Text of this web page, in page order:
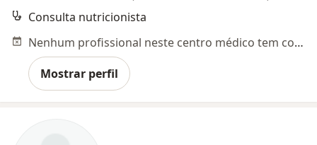
Consulta nutricionista
Nenhum profissional neste centro médico tem consultas disponíveis
Mostrar perfil